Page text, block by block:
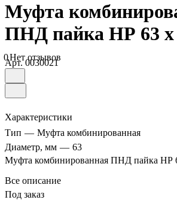
Муфта
ПНД пайка НР 63
0Нет отзывов
Арт.0030021
Характеристики
Тип — Муфта комбинированная
Диаметр, мм — 63
Муфта комбинированная ПНД пайка НР
Все описание
Под заказ